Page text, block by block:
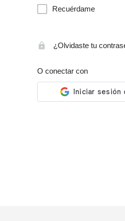
Recuérdame
¿Olvidaste tu
O conectar con